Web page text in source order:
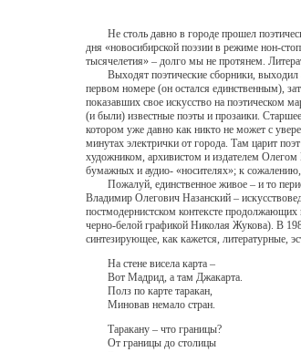
Не столь давно в городе прошел
дня «новосибирской поэзии в режиме нон-
тысячелетия» – долго мы не протянем.
Выходят поэтические сборники, выходил
первом номере (он остался единственным),
показавших свое искусство на поэтическом
(и были) известные поэты и прозаики.
котором уже давно как никто не может с
минутах электрички от города. Там царит
художником, архивистом и издателем
бумажных и аудио- «носителях»; к
Пожалуй, единственное живое – и то
Владимир Олегович Назанский –
постмодернистском контексте
черно-белой графикой Николая Жукова). В
синтезирующее, как кажется, литературные,
На стене висела карта –
Вот Мадрид, а там Джакарта.
Полз по карте таракан,
Миновав немало стран.
Таракану – что границы?
От границы до столицы